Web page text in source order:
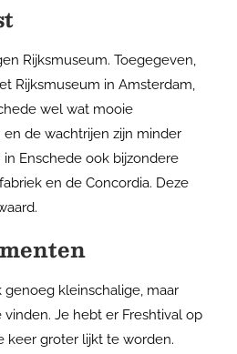
Rijksmuseum. Toegegeven,
Rijksmuseum in Amsterdam,
wel wat mooie
de wachtrijen zijn minder
Enschede ook bijzondere
en de Concordia. Deze
genoeg kleinschalige, maar
Je hebt er Freshtival op
keer groter lijkt te worden.